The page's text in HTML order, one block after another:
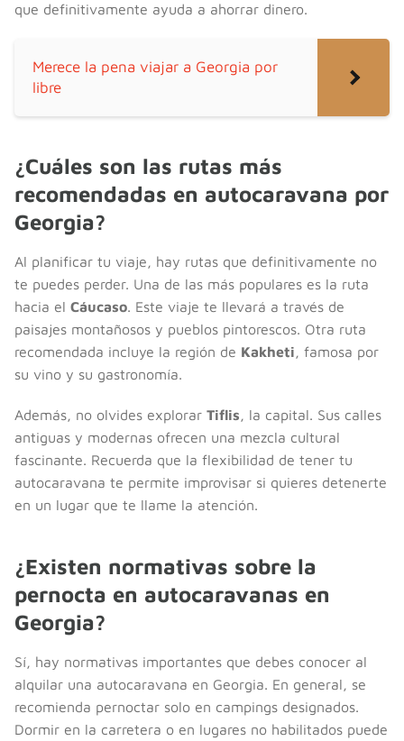
que definitivamente ayuda a ahorrar dinero.
Merece la pena viajar a Georgia por
libre
¿Cuáles son las rutas más
recomendadas en autocaravana por
Georgia?
Al planificar tu viaje, hay rutas que definitivamente no
te puedes perder. Una de las más populares es la ruta
hacia el Cáucaso. Este viaje te llevará a través de
paisajes montañosos y pueblos pintorescos. Otra ruta
recomendada incluye la región de Kakheti, famosa por
su vino y su gastronomía.
Además, no olvides explorar Tiflis, la capital. Sus calles
antiguas y modernas ofrecen una mezcla cultural
fascinante. Recuerda que la flexibilidad de tener tu
autocaravana te permite improvisar si quieres detenerte
en un lugar que te llame la atención.
¿Existen normativas sobre la
pernocta en autocaravanas en
Georgia?
Sí, hay normativas importantes que debes conocer al
alquilar una autocaravana en Georgia. En general, se
recomienda pernoctar solo en campings designados.
Dormir en la carretera o en lugares no habilitados puede